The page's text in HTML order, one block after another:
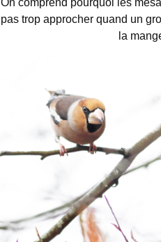
pas trop approcher quand un
la